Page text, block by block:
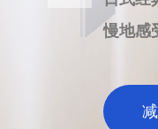
让身